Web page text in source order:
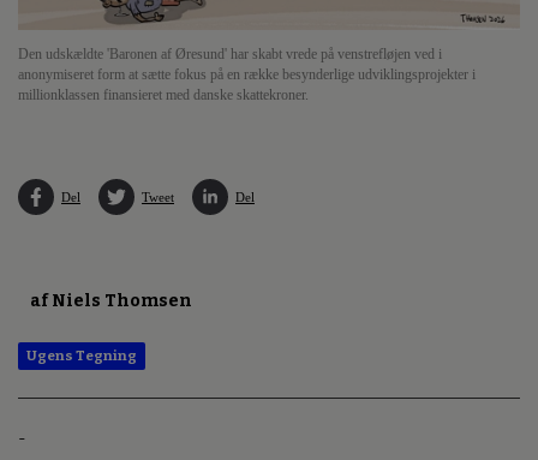
Den udskældte 'Baronen af Øresund' har skabt vrede på venstrefløjen ved i
anonymiseret form at sætte fokus på en række besynderlige udviklingsprojekter i
millionklassen finansieret med danske skattekroner.
Del Tweet Del
af Niels Thomsen
Ugens Tegning
-